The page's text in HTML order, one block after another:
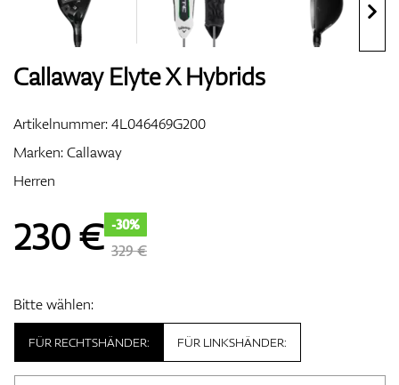
Bags
Callaway Elyte X Hybrids
Artikelnummer:4L046469G200
Marken:Callaway
Herren
230€ -30%
329 €
Bitte wählen:
FÜR RECHTSHÄNDER: FÜR LINKSHÄNDER: